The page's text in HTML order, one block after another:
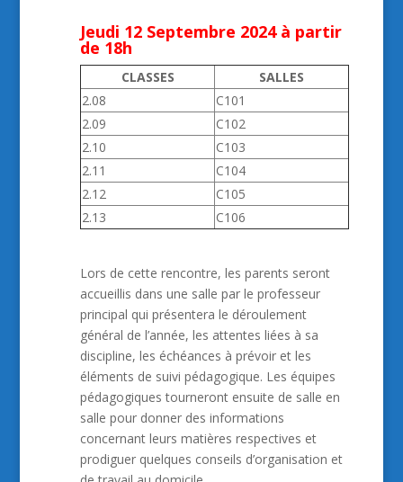
Jeudi 12 Septembre 2024 à partir
de 18h
CLASSES
SALLES
2.08
C101
2.09
C102
2.10
C103
2.11
C104
2.12
C105
2.13
C106
Lors de cette rencontre, les parents seront
accueillis dans une salle par le professeur
principal qui présentera le déroulement
général de l’année, les attentes liées à sa
discipline, les échéances à prévoir et les
éléments de suivi pédagogique. Les équipes
pédagogiques tourneront ensuite de salle en
salle pour donner des informations
concernant leurs matières respectives et
prodiguer quelques conseils d’organisation et